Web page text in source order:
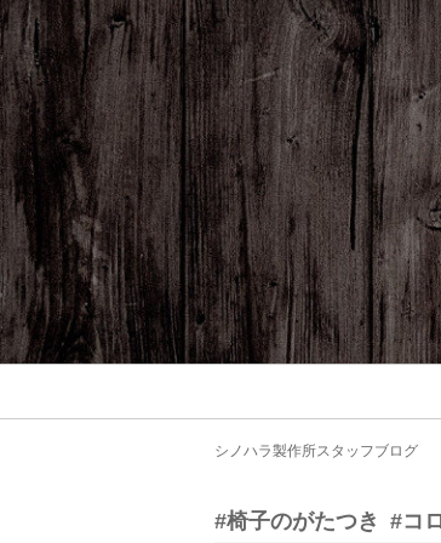
シノハラ製作所スタッフブログ
#椅子のがたつき #コ